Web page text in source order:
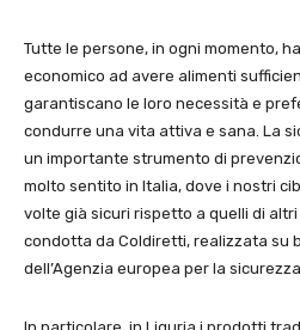
Tutte le persone, in ogni momento,
economico ad avere alimenti
garantiscano le loro necessità e
condurre una vita attiva e sana. La
un importante strumento di
molto sentito in Italia, dove i nostri
volte già sicuri rispetto a quelli di altri
condotta da Coldiretti, realizzata su
dell’Agenzia europea per la